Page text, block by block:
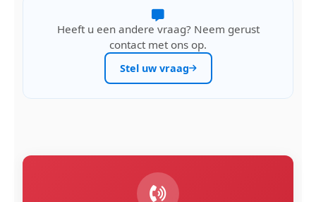
Heeft u een andere vraag? Neem gerust
contact met ons op.
Stel uw vraag